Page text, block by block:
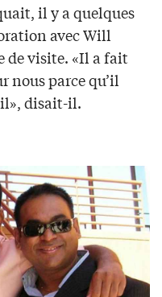
il y a quelques
avec Will
de visite. «Il a fait
nous parce qu’il
disait-il.